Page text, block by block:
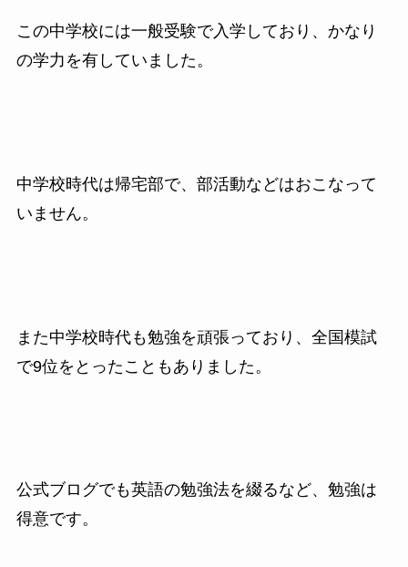
この中学校には一般受験で入学しており、かなり
の学力を有していました。
中学校時代は帰宅部で、部活動などはおこなって
いません。
また中学校時代も勉強を頑張っており、全国模試
で9位をとったこともありました。
公式ブログでも英語の勉強法を綴るなど、勉強は
得意です。